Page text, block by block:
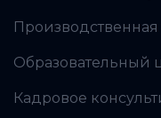
Производственная
Образовательный
Кадровое